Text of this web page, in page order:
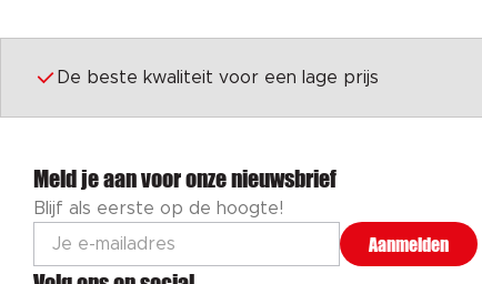
De beste kwaliteit voor een lage prijs
Meld je aan voor onze nieuwsbrief
Blijf als eerste op de hoogte!
Aanmelden